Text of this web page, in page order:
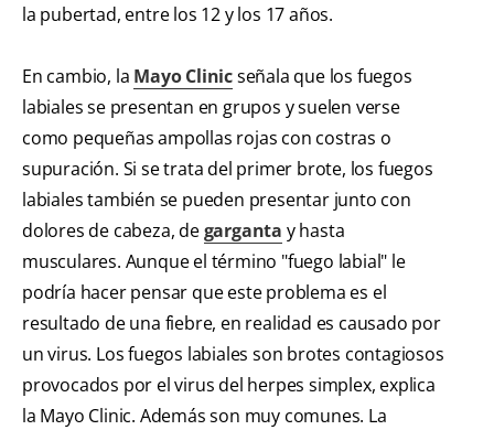
la pubertad, entre los 12 y los 17 años.
En cambio, la Mayo Clinicseñala que los fuegos
labiales se presentan en grupos y suelen verse
como pequeñas ampollas rojas con costras o
supuración. Si se trata del primer brote, los fuegos
labiales también se pueden presentar junto con
dolores de cabeza, degarganta y hasta
musculares. Aunque el término "fuego labial" le
podría hacer pensar que este problema es el
resultado de una fiebre, en realidad es causado por
un virus. Los fuegos labiales son brotes contagiosos
provocados por el virus del herpes simplex, explica
la Mayo Clinic. Además son muy comunes. La